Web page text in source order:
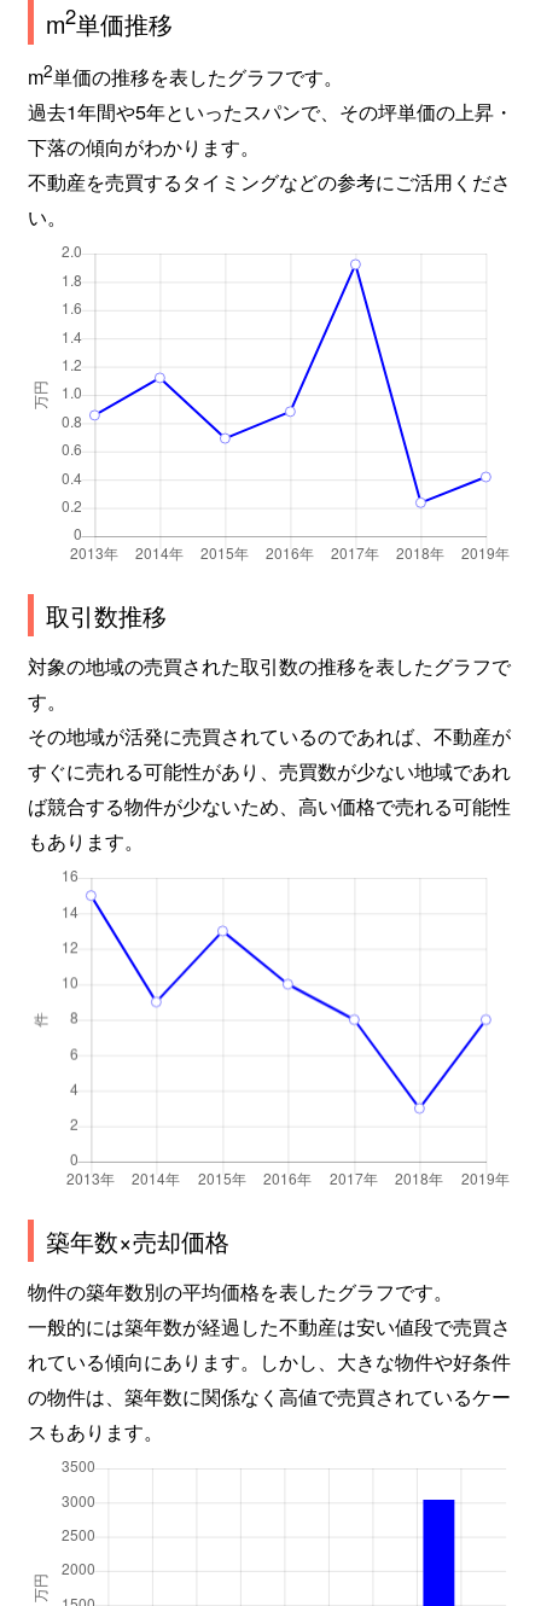
m2単価推移
m2単価の推移を表したグラフです。
過去1年間や5年といったスパンで、その坪単価の上昇・
下落の傾向がわかります。
不動産を売買するタイミングなどの参考にご活用くださ
い。
取引数推移
対象の地域の売買された取引数の推移を表したグラフで
す。
その地域が活発に売買されているのであれば、不動産が
すぐに売れる可能性があり、売買数が少ない地域であれ
ば競合する物件が少ないため、高い価格で売れる可能性
もあります。
築年数×売却価格
物件の築年数別の平均価格を表したグラフです。
一般的には築年数が経過した不動産は安い値段で売買さ
れている傾向にあります。しかし、大きな物件や好条件
の物件は、築年数に関係なく高値で売買されているケー
スもあります。